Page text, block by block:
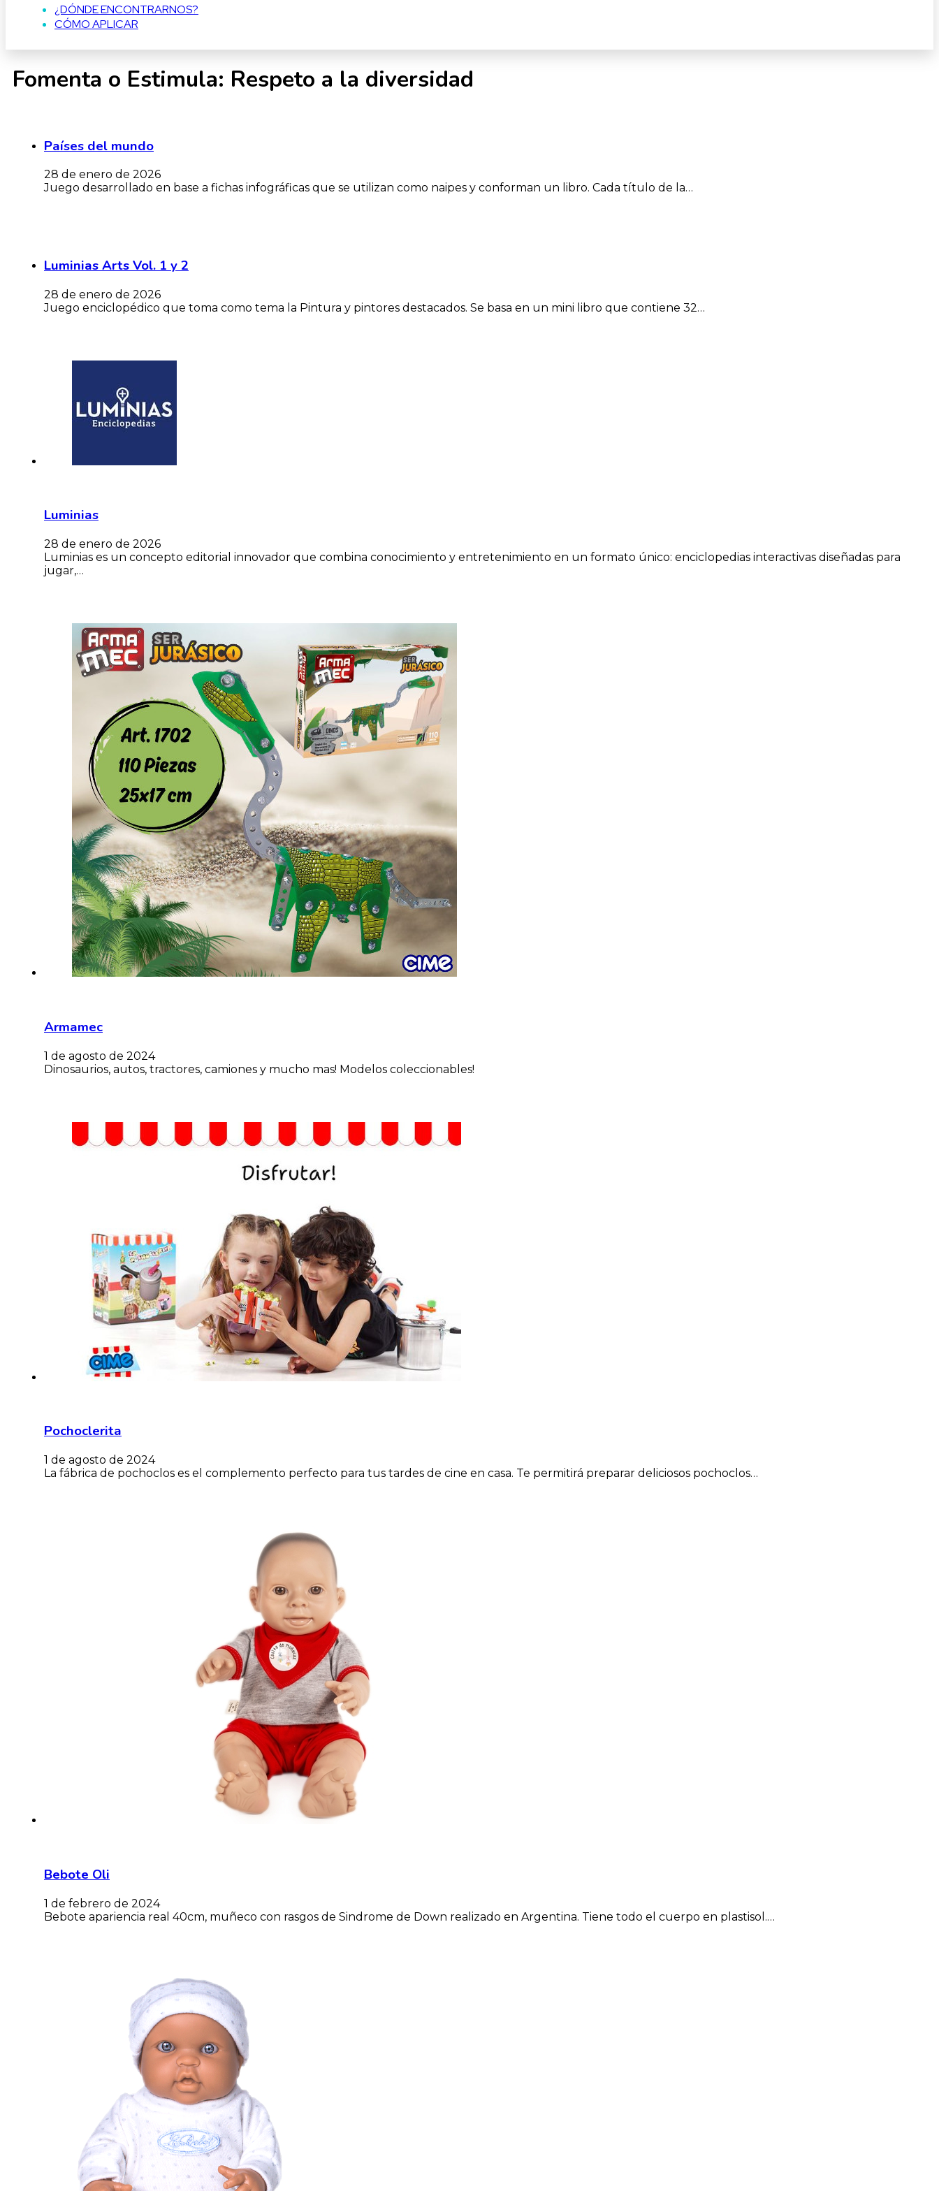
¿DÓNDE ENCONTRARNOS?
CÓMO APLICAR
Fomenta o Estimula: Respeto a la diversidad
Países del mundo
28 de enero de 2026
Juego desarrollado en base a fichas infográficas que se utilizan como naipes y conforman un libro. Cada título de la…
Luminias Arts Vol. 1 y 2
28 de enero de 2026
Juego enciclopédico que toma como tema la Pintura y pintores destacados. Se basa en un mini libro que contiene 32…
Luminias
28 de enero de 2026
Luminias es un concepto editorial innovador que combina conocimiento y entretenimiento en un formato único: enciclopedias interactivas diseñadas para
jugar,…
Armamec
1 de agosto de 2024
Dinosaurios, autos, tractores, camiones y mucho mas! Modelos coleccionables!
Pochoclerita
1 de agosto de 2024
La fábrica de pochoclos es el complemento perfecto para tus tardes de cine en casa. Te permitirá preparar deliciosos pochoclos…
Bebote Oli
1 de febrero de 2024
Bebote apariencia real 40cm, muñeco con rasgos de Sindrome de Down realizado en Argentina. Tiene todo el cuerpo en plastisol.…